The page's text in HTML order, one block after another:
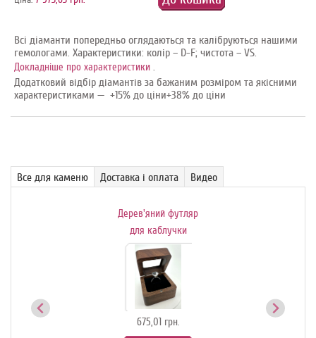
Всі діаманти попередньо оглядаються та калібруються нашими
гемологами. Характеристики: колір – D-F; чистота – VS.
Докладніше про характеристики
Додатковий відбір діамантів за бажаним розміром та якісними
характеристиками — +15% до ціни+38% до ціни
Все для каменю Доставка і оплата Видео
Дерев'яний футляр
для каблучки
675,01 грн.